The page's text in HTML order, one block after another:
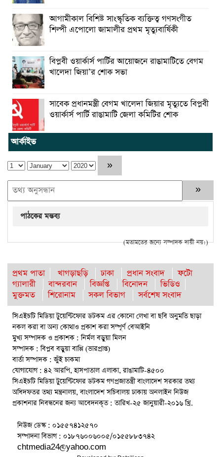
আগামীকাল বিশিষ্ট সাংস্কৃতিক ব্যক্তিত্ব গণসংগীত
শিল্পী এপোলো জামালীর প্রথম মৃত্যুবার্ষিকী
বিপ্লবী ওয়ার্কার্স পার্টির আয়োজনে রাঙামাটিতে বেগম
খালেদা জিয়া’র শোক সভা
সাবেক প্রধানমন্ত্রী বেগম খালেদা জিয়ার মৃত্যুতে বিপ্লবী
ওয়ার্কার্স পার্টি রাঙামাটি জেলা কমিটির শোক
আর্কাইভ
পাঠকের মন্তব্য
(মতামতের জন্যে সম্পাদক দায়ী নয়।)
প্রথম পাতা খাগড়াছড়ি ঢাকা প্রধান সংবাদ
ফটো
গ্যালারী
বান্দরবান বিজ্ঞপ্তি বিনোদন
ভিডিও
মুক্তমত
শিরোনাম সকল বিভাগ সর্বশেষ সংবাদ
সিএইচটি মিডিয়া টুয়েন্টিফোর ডটকম এর কোনো লেখা বা ছবি অনুমতি ছাড়া
নকল করা বা অন্য কোথাও প্রকাশ করা সম্পূর্ণ বেআইনি
মুখ্য সম্পাদক ও প্রকাশক : নির্মল বড়ুয়া মিলন
সম্পাদক : বিপ্লব বড়ুয়া বাপ্পি (ভারপ্রাপ্ত)
বার্তা সম্পাদক : জুঁই চাকমা
যোগাযোগ : ৪২ আরপি, হাসপাতাল এলাকা, রাঙামাটি-৪৫০০
সিএইচটি মিডিয়া টুয়েন্টিফোর ডটকম গণপ্রজাতন্ত্রী বাংলাদেশ সরকার তথ্য
অধিদফতর তথ্য মন্ত্রনালয়, বাংলাদেশ সচিবালয় ঢাকায় অনলাইন নিউজ
প্রকাশনার নিবন্ধনের জন্য আবেদনকৃত : তারিখ-২৫ জানুয়ারী-২০১৬ খ্রি.
নিউজ ডেস্ক : ০১৫৫৭৪১২৫৭০
সম্পাদনা বিভাগ : ০১৮৭৬০০৬০০৫/০১৫৫৮৮৩৭৪২
chtmedia24@yahoo.com